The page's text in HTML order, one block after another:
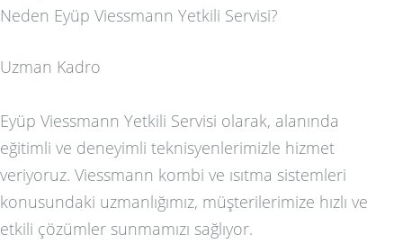
Neden Eyüp Viessmann Yetkili Servisi?
Uzman Kadro
Eyüp Viessmann Yetkili Servisi olarak, alanında
eğitimli ve deneyimli teknisyenlerimizle hizmet
veriyoruz. Viessmann kombi ve ısıtma sistemleri
konusundaki uzmanlığımız, müşterilerimize hızlı ve
etkili çözümler sunmamızı sağlıyor.